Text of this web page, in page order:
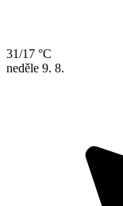
31/17 °C
neděle 9. 8.